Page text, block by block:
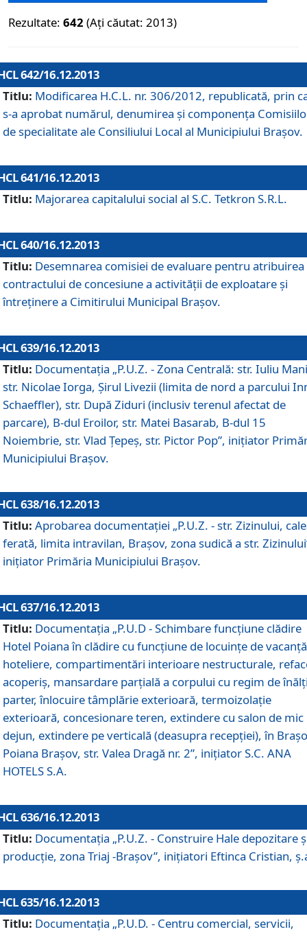
Rezultate: 642 (Ați căutat: 2013)
642/16.12.2013
Titlu: Modificarea H.C.L. nr. 306/2012, republicată, prin
s-a aprobat numărul, denumirea şi componenţa
de specialitate ale Consiliului Local al Municipiului Braşov.
641/16.12.2013
Titlu: Majorarea capitalului social al S.C. Tetkron S.R.L.
640/16.12.2013
Titlu: Desemnarea comisiei de evaluare pentru atribuirea
contractului de concesiune a activităţii de exploatare şi
întreţinere a Cimitirului Municipal Braşov.
639/16.12.2013
Titlu: Documentaţia „P.U.Z. - Zona Centrală: str. Iuliu
str. Nicolae Iorga, Şirul Livezii (limita de nord a parcului
Schaeffler), str. După Ziduri (inclusiv terenul afectat de
parcare), B-dul Eroilor, str. Matei Basarab, B-dul 15
Noiembrie, str. Vlad Ţepeş, str. Pictor Pop”, iniţiator
Municipiului Braşov.
638/16.12.2013
Titlu: Aprobarea documentaţiei „P.U.Z. - str. Zizinului,
ferată, limita intravilan, Braşov, zona sudică a str.
iniţiator Primăria Municipiului Braşov.
637/16.12.2013
Titlu: Documentaţia „P.U.D - Schimbare funcţiune clădire
Hotel Poiana în clădire cu funcţiune de locuinţe de
hoteliere, compartimentări interioare nestructurale,
acoperiş, mansardare parţială a corpului cu regim de
parter, înlocuire tâmplărie exterioară, termoizolaţie
exterioară, concesionare teren, extindere cu salon de mic
dejun, extindere pe verticală (deasupra recepţiei), în
Poiana Braşov, str. Valea Dragă nr. 2”, iniţiator S.C. ANA
HOTELS S.A.
636/16.12.2013
Titlu: Documentaţia „P.U.Z. - Construire Hale depozitare
producţie, zona Triaj -Braşov”, iniţiatori Eftinca Cristian,
635/16.12.2013
Titlu: Documentaţia „P.U.D. - Centru comercial, servicii,